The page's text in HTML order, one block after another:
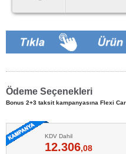
Ödeme Seçenekleri
Bonus 2+3 taksit kampanyasına Flexi
KDV Dahil
12.306,08